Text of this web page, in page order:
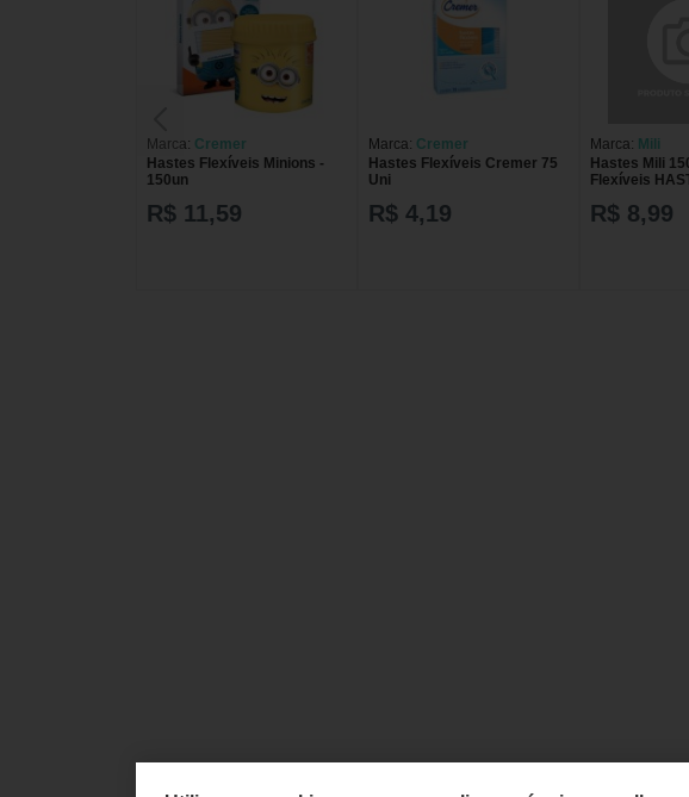
Marca: Cremer
Hastes Flexíveis Minions -
150un
R$ 11,59
Marca: Cremer
Hastes Flexíveis Cremer 75
Uni
R$ 4,19
Marca: Mili
Hastes Mili
Flexíveis
R$ 8,99